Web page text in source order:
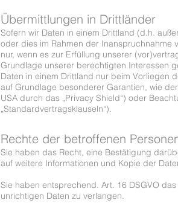
Übermittlungen in Drittländer
Sofern wir Daten in einem Drittland (d.h.
oder dies im Rahmen der Inanspruchnahme
nur, wenn es zur Erfüllung unserer
Grundlage unserer berechtigten Interessen
Daten in einem Drittland nur beim Vorliegen
auf Grundlage besonderer Garantien, wie
USA durch das „Privacy Shield“) oder
„Standardvertragsklauseln“).
Rechte der betroffenen
Sie haben das Recht, eine Bestätigung
auf weitere Informationen und Kopie der
Sie haben entsprechend. Art. 16 DSGVO
unrichtigen Daten zu verlangen.